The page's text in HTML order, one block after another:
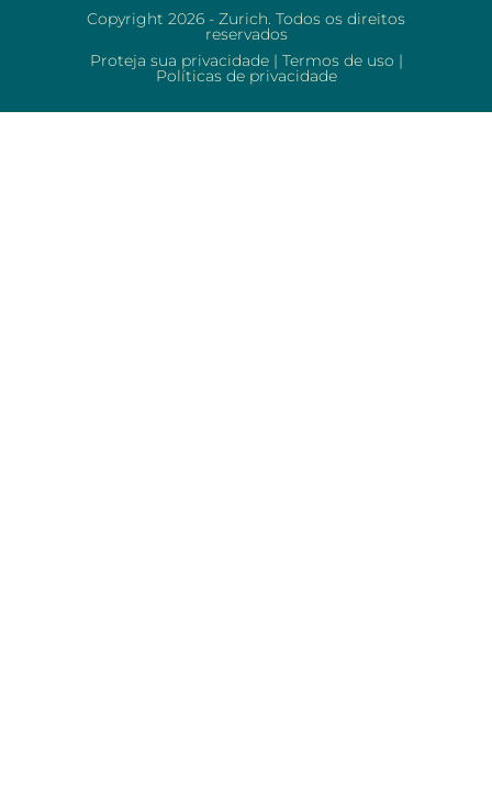
Copyright 2026 - Zurich. Todos os direitos
reservados
Proteja sua privacidade | Termos de uso |
Políticas de privacidade